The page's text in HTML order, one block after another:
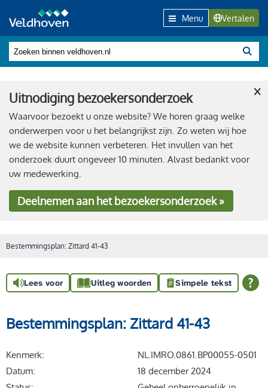
Menu Vertalen
Uitnodiging bezoekersonderzoek
Waarvoor bezoekt u onze website? We horen graag welke
onderwerpen voor u het belangrijkst zijn. Zo weten wij hoe
we de website kunnen verbeteren. Het invullen van het
onderzoek duurt ongeveer 10 minuten. Alvast bedankt voor
uw medewerking.
Deelnemenaan het bezoekersonderzoek »
×
Bestemmingsplan: Zittard 41-43
Lees voor Uitleg woorden Simpele tekst
Bestemmingsplan: Zittard 41-43
Kenmerk
NL.IMRO.0861.BP00055-0501
Datum
18 december 2024